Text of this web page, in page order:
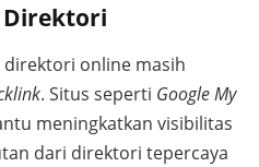
Direktori
online masih
. Situs seperti Google My
meningkatkan visibilitas
dari direktori tepercaya